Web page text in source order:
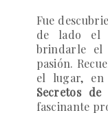
Fue
de lado el
brindarle el
pasión.
el lugar,
Secretos de
fascinante